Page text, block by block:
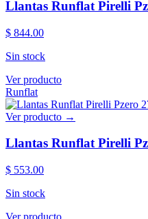
Llantas Runflat Pirelli
$ 844.00
Sin stock
Ver producto
Runflat
Ver producto →
Llantas Runflat Pirelli
$ 553.00
Sin stock